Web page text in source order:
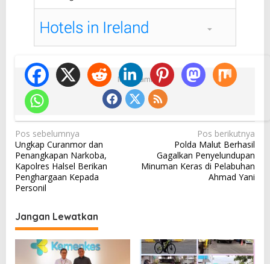
Ikuti Kami
N
a
v
i
a
s
Pos sebelumnya
Ungkap Curanmor dan
Penangkapan Narkoba,
Kapolres Halsel Berikan
Penghargaan Kepada
Personil
Pos berikutnya
Polda Malut Berhasil
Gagalkan Penyelundupan
Minuman Keras di Pelabuhan
Ahmad Yani
Jangan Lewatkan